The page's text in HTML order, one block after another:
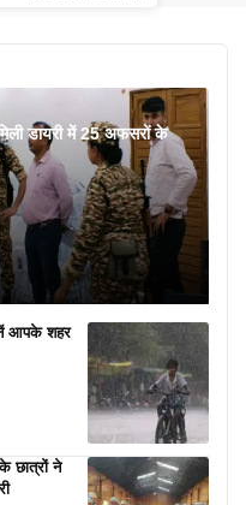
डायरी में 25 अफसरों के
आपके शहर
छात्रों ने